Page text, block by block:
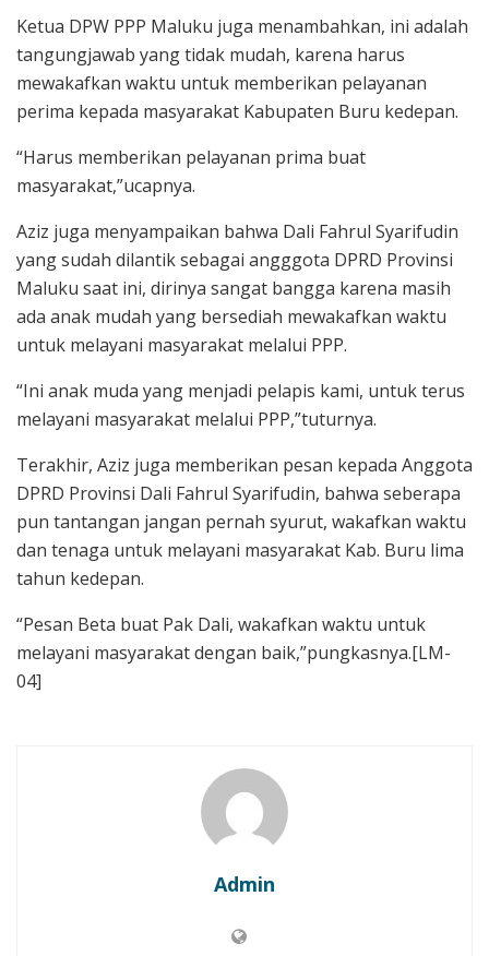
Ketua DPW PPP Maluku juga menambahkan, ini adalah
tangungjawab yang tidak mudah, karena harus
mewakafkan waktu untuk memberikan pelayanan
perima kepada masyarakat Kabupaten Buru kedepan.
“Harus memberikan pelayanan prima buat
masyarakat,”ucapnya.
Aziz juga menyampaikan bahwa Dali Fahrul Syarifudin
yang sudah dilantik sebagai angggota DPRD Provinsi
Maluku saat ini, dirinya sangat bangga karena masih
ada anak mudah yang bersediah mewakafkan waktu
untuk melayani masyarakat melalui PPP.
“Ini anak muda yang menjadi pelapis kami, untuk terus
melayani masyarakat melalui PPP,”tuturnya.
Terakhir, Aziz juga memberikan pesan kepada Anggota
DPRD Provinsi Dali Fahrul Syarifudin, bahwa seberapa
pun tantangan jangan pernah syurut, wakafkan waktu
dan tenaga untuk melayani masyarakat Kab. Buru lima
tahun kedepan.
“Pesan Beta buat Pak Dali, wakafkan waktu untuk
melayani masyarakat dengan baik,”pungkasnya.[LM-
04]
Admin